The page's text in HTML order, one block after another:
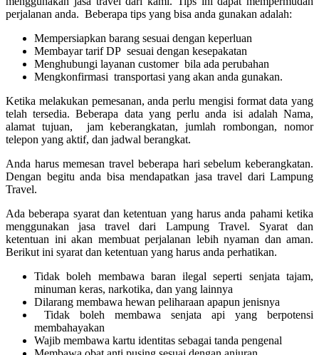
perjalanan anda. Beberapa tips yang bisa anda gunakan adalah:
Mempersiapkan barang sesuai dengan keperluan
Membayar tarif DP sesuai dengan kesepakatan
Menghubungi layanan customer bila ada perubahan
Mengkonfirmasi transportasi yang akan anda gunakan.
Ketika melakukan pemesanan, anda perlu mengisi format data yang
telah tersedia. Beberapa data yang perlu anda isi adalah Nama,
alamat tujuan, jam keberangkatan, jumlah rombongan, nomor
telepon yang aktif, dan jadwal berangkat.
Anda harus memesan travel beberapa hari sebelum keberangkatan.
Dengan begitu anda bisa mendapatkan jasa travel dari Lampung
Travel.
Ada beberapa syarat dan ketentuan yang harus anda pahami ketika
menggunakan jasa travel dari Lampung Travel. Syarat dan
ketentuan ini akan membuat perjalanan lebih nyaman dan aman.
Berikut ini syarat dan ketentuan yang harus anda perhatikan.
Tidak boleh membawa baran ilegal seperti senjata tajam,
minuman keras, narkotika, dan yang lainnya
Dilarang membawa hewan peliharaan apapun jenisnya
Tidak boleh membawa senjata api yang berpotensi
membahayakan
Wajib membawa kartu identitas sebagai tanda pengenal